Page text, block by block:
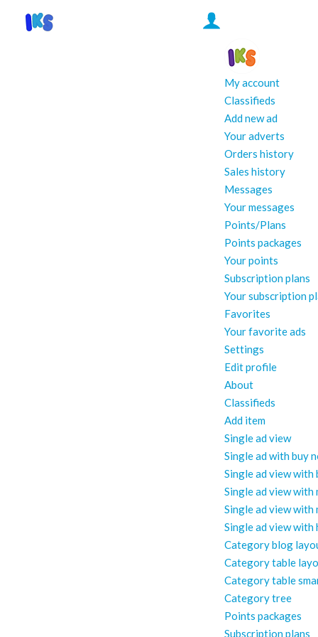
My account
Classifieds
Add new ad
Your adverts
Orders history
Sales history
Messages
Your messages
Points/Plans
Points packages
Your points
Subscription plans
Your subscription
Favorites
Your favorite ads
Settings
Edit profile
About
Classifieds
Add item
Single ad view
Single ad with buy
Single ad view with
Single ad view with
Single ad view with
Single ad view
Category blog
Category table
Category table
Category tree
Points packages
Subscription plans